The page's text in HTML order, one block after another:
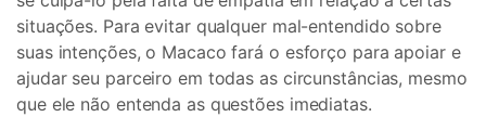
situações. Para evitar qualquer mal-entendido sobre
suas intenções, o Macaco fará o esforço para apoiar e
ajudar seu parceiro em todas as circunstâncias, mesmo
que ele não entenda as questões imediatas.